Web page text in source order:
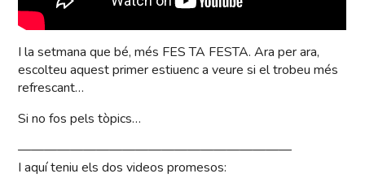
I la setmana que bé, més FES TA FESTA. Ara per ara,
escolteu aquest primer estiuenc a veure si el trobeu més
refrescant…
Si no fos pels tòpics…
—————————————————————
I aquí teniu els dos videos promesos: